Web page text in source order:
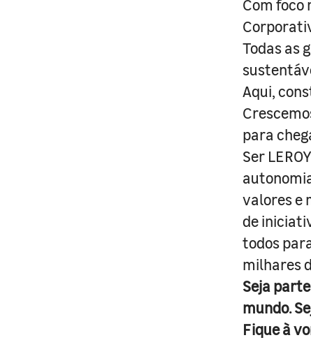
Com foco
Todas as
Aqui,
para
Ser
valores e
de
todos
milhares
Seja
mundo.
Fique à